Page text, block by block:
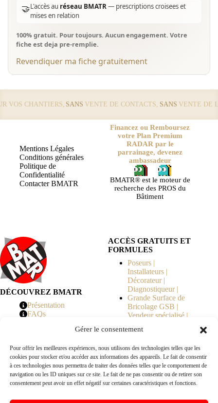
Gérer le consentement
Pour offrir les meilleures expériences, nous utilisons des technologies telles que les
cookies pour stocker et/ou accéder aux informations des appareils. Le fait de consentir
à ces technologies nous permettra de traiter des données telles que le comportement de
navigation ou les ID uniques sur ce site. Le fait de ne pas consentir ou de retirer son
consentement peut avoir un effet négatif sur certaines caractéristiques et fonctions.
🤝L'accès au réseau BMATR— prescriptions croisees et
mises en relation
100% gratuit. Pour toujours. Aucun engagement. Votre
fiche est deja pre-remplie.
Revendiquer ma fiche gratuitement
CHANTIERS, SANSVENTE DE CONTACTS,SANSVENTE DE
Mentions Légales
Conditions générales
Politique de
Confidentialité
Contacter BMATR
Financez ou Remboursez
votre Plan Premium
RADAR par le
parrainage, devenez
ambassadeur
BMATR® est le moteur de
recherche des PROS du
Bâtiment
DÉCOUVREZ BMATR
Présentation
FAQs
ACCÈS GRATUITS ET
FORMULES
Poseurs |
Installateurs |
Décorateur |
Diagnostiqueur |
Grande Surface de
Bricolage GSB |
Vendeur spécialisé |
Copropriété | MOE |
en Travaux |
Fabricants | Marque |
© 2026 BMATR® — Tous droits réservés.